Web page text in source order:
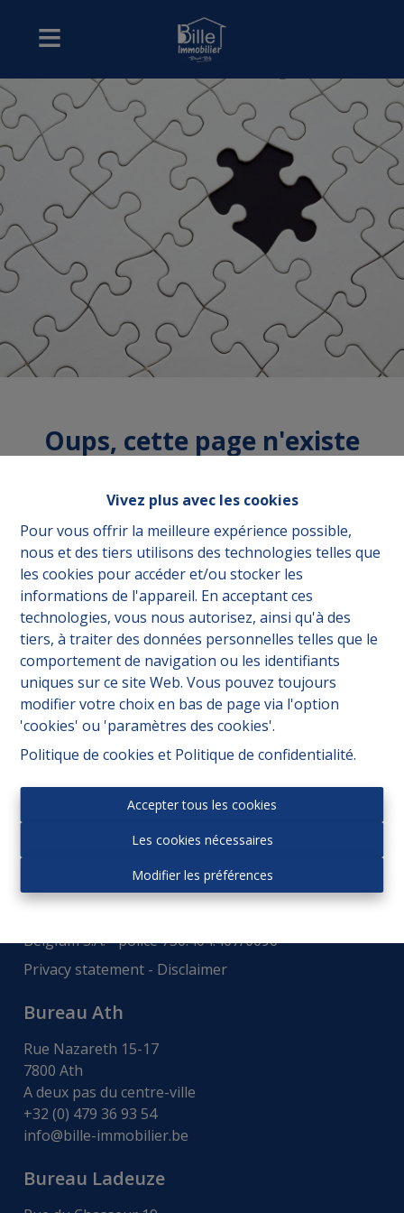
Vivez plus avec les cookies
Pour vous offrir la meilleure expérience possible,
nous et des tiers utilisons des technologies telles que
les cookies pour accéder et/ou stocker les
informations de l'appareil. En acceptant ces
technologies, vous nous autorisez, ainsi qu'à des
tiers, à traiter des données personnelles telles que le
comportement de navigation ou les identifiants
uniques sur ce site Web. Vous pouvez toujours
modifier votre choix en bas de page via l'option
'cookies' ou 'paramètres des cookies'.
Politique de cookies et Politique de confidentialité.
Accepter tous les cookies
Les cookies nécessaires
Modifier les préférences
Oups, cette page n'existe
À acheter À Louer
Autorité de surveillance:
du Luxembourg 16b - 1000 Bruxelles -
Code déontologie.
Belgium S.A. - police 730.404.407/0096
Privacy statement - Disclaimer
Bureau Ath
Rue Nazareth 15-17
7800 Ath
A deux pas du centre-ville
+32 (0) 479 36 93 54
info@bille-immobilier.be
Bureau Ladeuze